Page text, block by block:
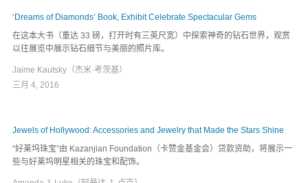
‘Dreams of Diamonds’ Book, Exhibit Celebrate Spectacular Gems
在这本大书（重达 33 磅，打开时有三英尺宽）中探索神奇的钻石世界，观赏
以往展览中展示钻石细节与美丽的照片库。
Jaime Kautsky（杰米·考茨基）
三月 4, 2016
Jewels of Hollywood: Accessories and Jewelry that Made the Stars Shine
“好莱坞珠宝”由 Kazanjian Foundation（卡赞金基金会）贷款资助，将展示一
些与好莱坞明星相关的珠宝和配饰。